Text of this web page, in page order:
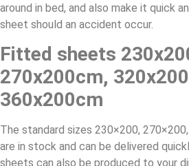
around in bed, and also make it quick
sheet should an accident occur.
Fitted sheets
270x200cm,
360x200cm
The standard sizes 230×200,
are in stock and can be delivered
sheets can also be produced to your